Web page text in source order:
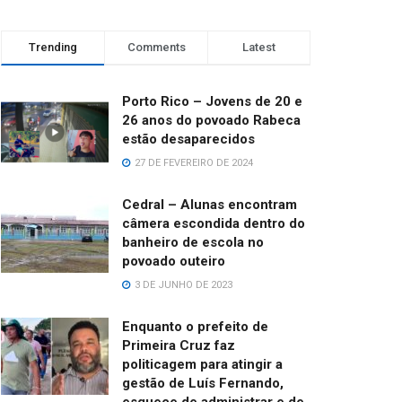
Trending Comments Latest
Porto Rico – Jovens de 20 e
26 anos do povoado Rabeca
estão desaparecidos
27 DE FEVEREIRO DE 2024
Cedral – Alunas encontram
câmera escondida dentro do
banheiro de escola no
povoado outeiro
3 DE JUNHO DE 2023
Enquanto o prefeito de
Primeira Cruz faz
politicagem para atingir a
gestão de Luís Fernando,